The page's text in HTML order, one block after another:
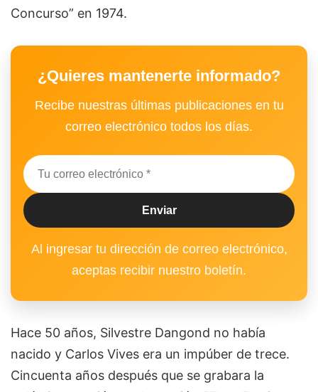
Concurso” en 1974.
¿Quieres mantenerte informado?
Recibe nuestras últimas publicaciones en tu
correo electrónico todos los días.
Al ingresar tu dirección de correo electrónico,
aceptas recibir nuestro boletín.
Hace 50 años, Silvestre Dangond no había
nacido y Carlos Vives era un impúber de trece.
Cincuenta años después que se grabara la